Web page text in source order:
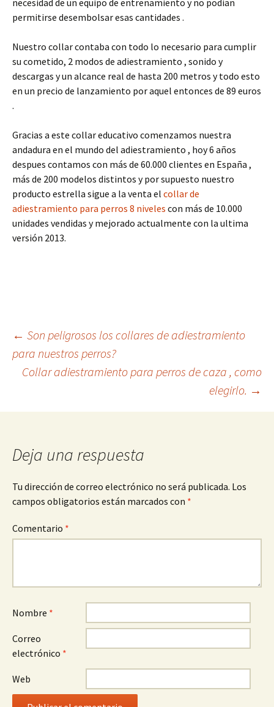
necesidad de un equipo de entrenamiento y no podian
permitirse desembolsar esas cantidades .
Nuestro collar contaba con todo lo necesario para cumplir
su cometido, 2 modos de adiestramiento , sonido y
descargas y un alcance real de hasta 200 metros y todo esto
en un precio de lanzamiento por aquel entonces de 89 euros
.
Gracias a este collar educativo comenzamos nuestra
andadura en el mundo del adiestramiento , hoy 6 años
despues contamos con más de 60.000 clientes en España ,
más de 200 modelos distintos y por supuesto nuestro
producto estrella sigue a la venta el collar de
adiestramiento para perros 8 niveles con más de 10.000
unidades vendidas y mejorado actualmente con la ultima
versión 2013.
Navegación
de
entradas
← Son peligrosos los collares de adiestramiento
para nuestros perros?
Collar adiestramiento para perros de caza , como
elegirlo. →
Deja una respuesta
Tu dirección de correo electrónico no será publicada. Los
campos obligatorios están marcados con *
Comentario *
Nombre *
Correo
electrónico *
Web